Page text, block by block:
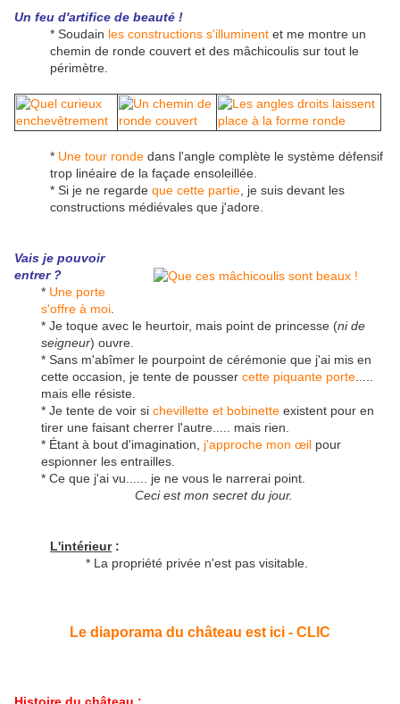
Un feu d'artifice de beauté !
* Soudain les constructions s'illuminent et me montre un
chemin de ronde couvert et des mâchicoulis sur tout le
périmètre.
* Une tour ronde dans l'angle complète le système défensif
trop linéaire de la façade ensoleillée.
* Si je ne regarde que cette partie , je suis devant les
constructions médiévales que j'adore.
Vais je pouvoir
entrer ?
* Une porte
s'offre à moi
* Je toque avec le heurtoir, mais point de princesse (ni de
seigneur) ouvre.
* Sans m'abîmer le pourpoint de cérémonie que j'ai mis en
cette occasion, je tente de pousser cette piquante porte
mais elle résiste.
* Je tente de voir si chevillette et bobinette existent pour en
tirer une faisant cherrer l'autre..... mais rien.
* Étant à bout d'imagination, j'approche mon œil pour
espionner les entrailles.
* Ce que j'ai vu...... je ne vous le narrerai point.
Ceci est mon secret du jour.
L'intérieur:
* La propriété privée n'est pas visitable.
Le diaporama du château est ici - CLIC